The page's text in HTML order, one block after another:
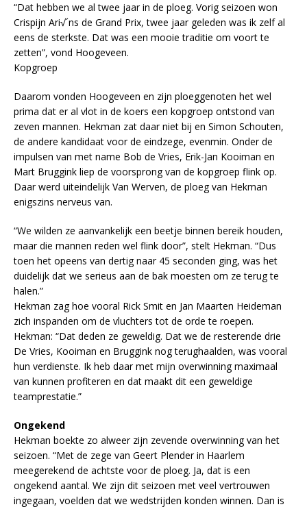
“Dat hebben we al twee jaar in de ploeg. Vorig seizoen won
Crispijn Ari√´ns de Grand Prix, twee jaar geleden was ik zelf al
eens de sterkste. Dat was een mooie traditie om voort te
zetten”, vond Hoogeveen.
Kopgroep
Daarom vonden Hoogeveen en zijn ploeggenoten het wel
prima dat er al vlot in de koers een kopgroep ontstond van
zeven mannen. Hekman zat daar niet bij en Simon Schouten,
de andere kandidaat voor de eindzege, evenmin. Onder de
impulsen van met name Bob de Vries, Erik-Jan Kooiman en
Mart Bruggink liep de voorsprong van de kopgroep flink op.
Daar werd uiteindelijk Van Werven, de ploeg van Hekman
enigszins nerveus van.
“We wilden ze aanvankelijk een beetje binnen bereik houden,
maar die mannen reden wel flink door”, stelt Hekman. “Dus
toen het opeens van dertig naar 45 seconden ging, was het
duidelijk dat we serieus aan de bak moesten om ze terug te
halen.”
Hekman zag hoe vooral Rick Smit en Jan Maarten Heideman
zich inspanden om de vluchters tot de orde te roepen.
Hekman: “Dat deden ze geweldig. Dat we de resterende drie
De Vries, Kooiman en Bruggink nog terughaalden, was vooral
hun verdienste. Ik heb daar met mijn overwinning maximaal
van kunnen profiteren en dat maakt dit een geweldige
teamprestatie.”
Ongekend
Hekman boekte zo alweer zijn zevende overwinning van het
seizoen. “Met de zege van Geert Plender in Haarlem
meegerekend de achtste voor de ploeg. Ja, dat is een
ongekend aantal. We zijn dit seizoen met veel vertrouwen
ingegaan, voelden dat we wedstrijden konden winnen. Dan is